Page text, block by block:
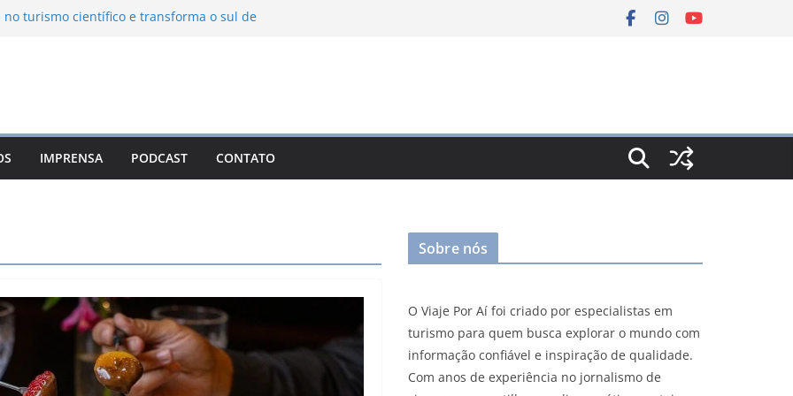
turismo científico e transforma o sul de
Campos do Jordão
León: o Pueblo Mágico com ruas
e turismo à beira da represa
IMPRENSA PODCAST CONTATO
Sobre nós
O Viaje Por Aí foi criado por especialistas em
turismo para quem busca explorar o mundo com
informação confiável e inspiração de qualidade.
Com anos de experiência no jornalismo de